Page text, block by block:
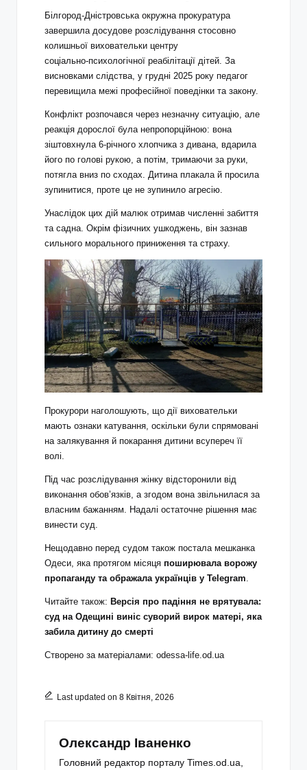
Білгород‑Дністровська окружна прокуратура
завершила досудове розслідування стосовно
колишньої виховательки центру
соціально‑психологічної реабілітації дітей. За
висновками слідства, у грудні 2025 року педагог
перевищила межі професійної поведінки та закону.
Конфлікт розпочався через незначну ситуацію, але
реакція дорослої була непропорційною: вона
зіштовхнула 6‑річного хлопчика з дивана, вдарила
його по голові рукою, а потім, тримаючи за руки,
потягла вниз по сходах. Дитина плакала й просила
зупинитися, проте це не зупинило агресію.
Унаслідок цих дій малюк отримав численні забиття
та садна. Окрім фізичних ушкоджень, він зазнав
сильного морального приниження та страху.
Прокурори наголошують, що дії виховательки
мають ознаки катування, оскільки були спрямовані
на залякування й покарання дитини всупереч її
волі.
Під час розслідування жінку відсторонили від
виконання обов’язків, а згодом вона звільнилася за
власним бажанням. Надалі остаточне рішення має
винести суд.
Нещодавно перед судом також постала мешканка
Одеси, яка протягом місяця поширювала ворожу
пропаганду та ображала українців у Telegram.
Читайте також: Версія про падіння не врятувала:
суд на Одещині виніс суворий вирок матері, яка
забила дитину до смерті
Створено за матеріалами: odessa-life.od.ua
Last updated on 8 Квітня, 2026
Олександр Іваненко
Головний редактор порталу Times.od.ua,